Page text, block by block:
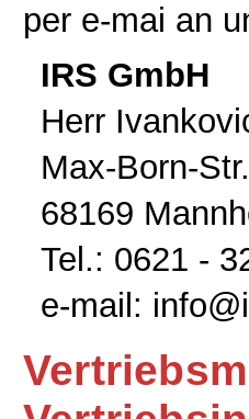
per e-mai an
IRS GmbH
Herr
Max-Born-
68169
Tel.: 0621 -
e-mail: